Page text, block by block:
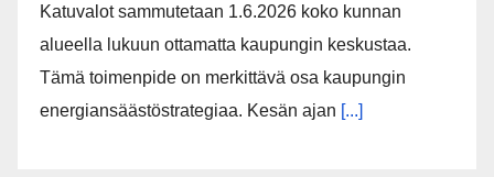
Katuvalot sammutetaan 1.6.2026 koko kunnan
alueella lukuun ottamatta kaupungin keskustaa.
Tämä toimenpide on merkittävä osa kaupungin
energiansäästöstrategiaa. Kesän ajan [...]